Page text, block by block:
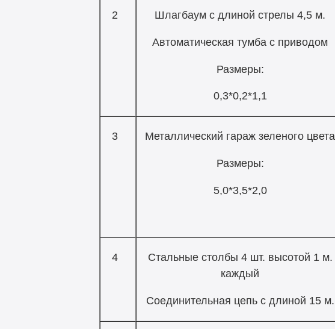
2 Шлагбаум с длиной стрелы 4,5 м.
Автоматическая тумба с приводом
Размеры:
0,3*0,2*1,1
3 Металлический гараж зеленого цвета
Размеры:
5,0*3,5*2,0
4
Стальные столбы 4 шт. высотой 1 м.
каждый
Соединительная цепь с длиной 15 м.